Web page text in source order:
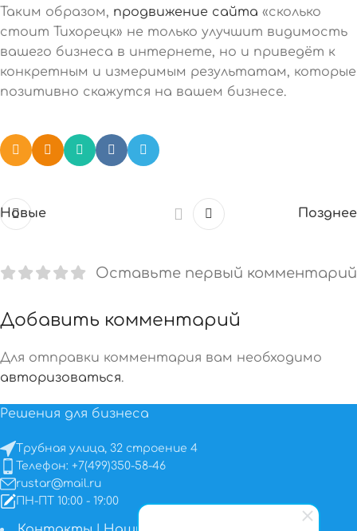
Таким образом, продвижение сайта «сколько
стоит Тихорецк» не только улучшит видимость
вашего бизнеса в интернете, но и приведёт к
конкретным и измеримым результатам, которые
позитивно скажутся на вашем бизнесе.
Новые Позднее
Оставьте первый комментарий
Добавить комментарий
Для отправки комментария вам необходимо
авторизоваться.
Решения для бизнеса
Трубная улица, 32 строение 4
Телефон: +7(499)350-58-46
rustar@mail.ru
ПН-ПТ 10:00 - 19:00